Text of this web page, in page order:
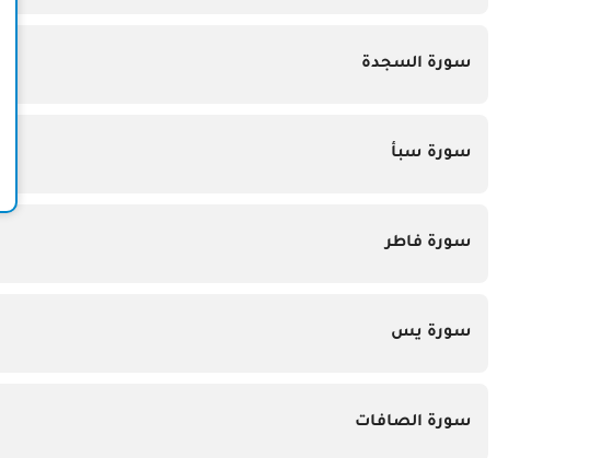
سورة السجدة
سورة سبأ
سورة فاطر
سورة يس
سورة الصافات